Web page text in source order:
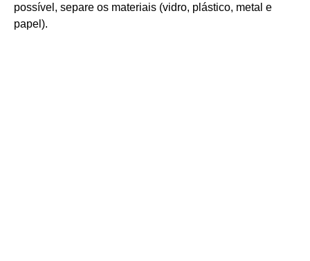
possível, separe os materiais (vidro, plástico, metal e
papel).